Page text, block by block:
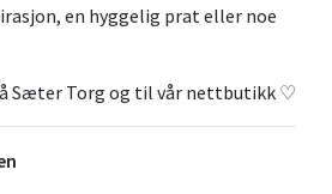
en hyggelig prat eller noe
Sæter Torg og til vår nettbutikk ♡